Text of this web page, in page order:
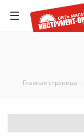
Главная страница -